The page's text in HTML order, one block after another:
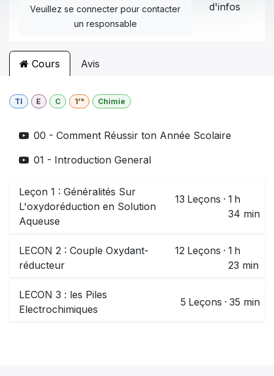
Veuillezse connecter pour contacter
un responsable
d'infos
Cours Avis
TI E C 1ʳᵉ Chimie
00 - Comment Réussir ton Année Scolaire
01 - Introduction General
Leçon 1 : Généralités Sur
L'oxydoréduction en Solution
Aqueuse
13 Leçons · 1 h
34 min
LECON 2 : Couple Oxydant-
réducteur
12 Leçons · 1 h
23 min
LECON 3 : les Piles
Electrochimiques
5 Leçons · 35 min